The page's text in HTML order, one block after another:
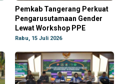
Pemkab Tangerang Perkuat
Pengarusutamaan Gender
Lewat Workshop PPE
Rabu, 15 Juli 2026